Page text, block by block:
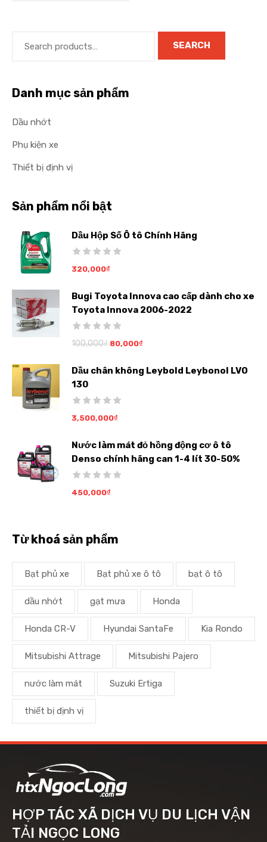
SEARCH
Danh mục sản phẩm
Dầu nhớt
Phụ kiện xe
Thiết bị định vị
Sản phẩm nổi bật
Dầu Hộp Số Ô tô Chính Hãng
320,000₫
Bugi Toyota Innova cao cấp dành cho xe
Toyota Innova 2006-2022
100,000₫ 80,000₫
Dầu chân không Leybold Leybonol LVO
130
3,500,000₫
Nước làm mát đỏ hồng động cơ ô tô
Denso chính hãng can 1-4 lít 30-50%
450,000₫
Từ khoá sản phẩm
Bạt phủ xe Bạt phủ xe ô tô bạt ô tô
dầu nhớt gạt mưa Honda
Honda CR-V Hyundai SantaFe Kia Rondo
Mitsubishi Attrage Mitsubishi Pajero
nước làm mát Suzuki Ertiga
thiết bị định vị
HỢP TÁC XÃ DỊCH VỤ DU LỊCH VẬN
TẢI NGỌC LONG